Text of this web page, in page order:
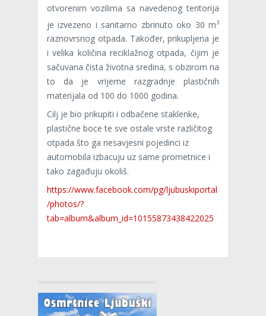
otvorenim vozilima sa navedenog teritorija
je izvezeno i sanitarno zbrinuto oko 30 m3
raznovrsnog otpada. Također, prikupljena je
i velika količina reciklažnog otpada, čijim je
sačuvana čista životna sredina, s obzirom na
to da je vrijeme razgradnje plastičnih
materijala od 100 do 1000 godina.
Cilj je bio prikupiti i odbačene staklenke,
plastične boce te sve ostale vrste različitog
otpada što ga nesavjesni pojedinci iz
automobila izbacuju uz same prometnice i
tako zagađuju okoliš.
https://www.facebook.com/pg/ljubuskiportal
/photos/?
tab=album&album_id=10155873438422025